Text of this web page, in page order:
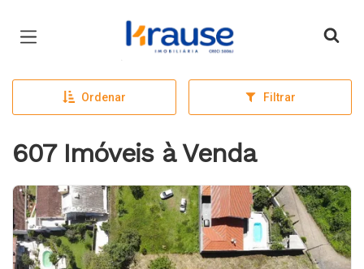
Página inicial
Ordenar Filtrar
607 Imóveis à Venda